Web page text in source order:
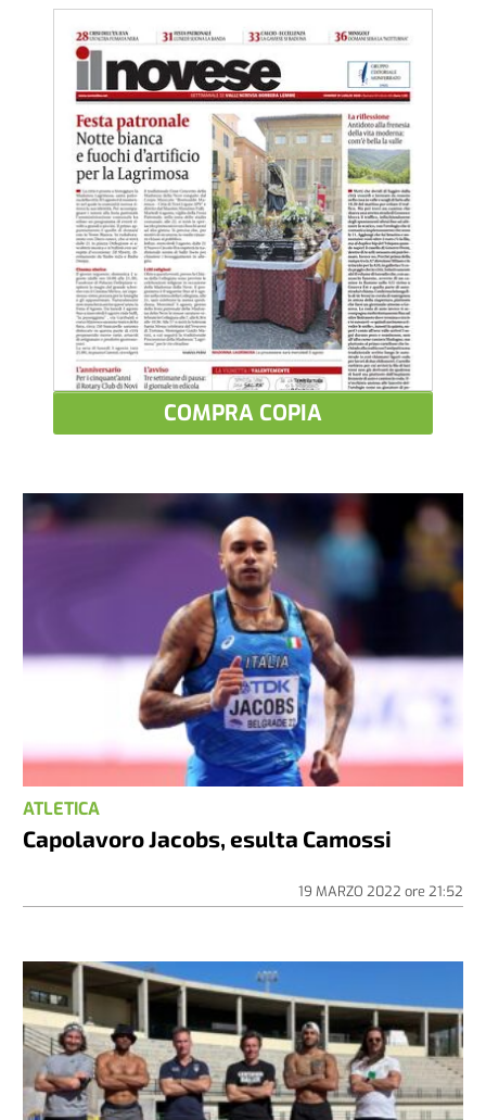
COMPRA COPIA
ATLETICA
Capolavoro Jacobs, esulta Camossi
19 MARZO 2022 ore 21:52